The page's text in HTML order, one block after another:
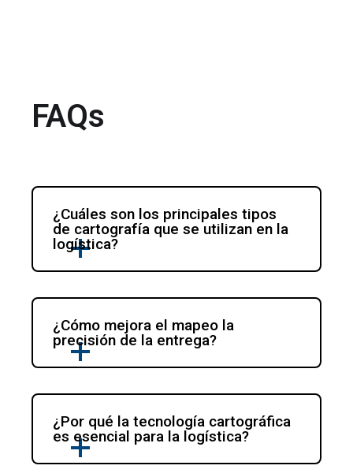
FAQs
¿Cuáles son los principales tipos
de cartografía que se utilizan en la
logística?
¿Cómo mejora el mapeo la
precisión de la entrega?
¿Por qué la tecnología cartográfica
es esencial para la logística?